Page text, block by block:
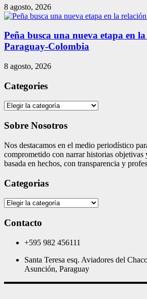
8 agosto, 2026
Peña busca una nueva etapa en
Paraguay-Colombia
8 agosto, 2026
Categories
Categories
Sobre Nosotros
Nos destacamos en el medio periodístico
comprometido con narrar historias
basada en hechos, con transparencia y
Categorias
Categorias
Contacto
+595 982 456111
Santa Teresa esq. Aviadores del
Asunción, Paraguay